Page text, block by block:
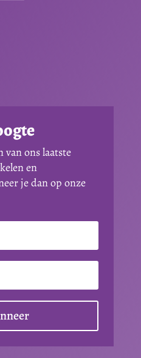
van ons laatste
en
je dan op onze